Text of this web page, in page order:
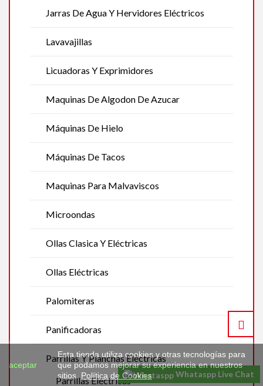
Jarras De Agua Y Hervidores Eléctricos
Lavavajillas
Licuadoras Y Exprimidores
Maquinas De Algodon De Azucar
Máquinas De Hielo
Máquinas De Tacos
Maquinas Para Malvaviscos
Microondas
Ollas Clasica Y Eléctricas
Ollas Eléctricas
Palomiteras
Panificadoras
Parrillas Y Planchas Eléctricas
Parrillas Eléctricas
aceptar
Esta tienda utiliza cookies y otras tecnologías para
que podamos mejorar su experiencia en nuestros
sitios. Política de Cookies Whataspp Live Chat